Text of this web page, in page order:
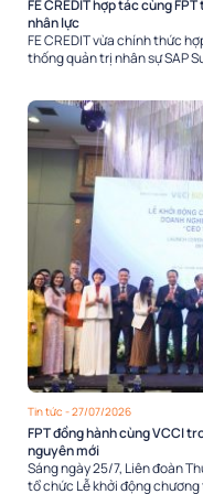
FE CREDIT hợp tác cùng
nhân lực
FE CREDIT vừa chính thức
thống quản trị nhân sự SAP
Tin tức - 27/07/2026
FPT đồng hành cùng VCCI
nguyên mới
Sáng ngày 25/7, Liên đoàn
tổ chức Lễ khởi động chương